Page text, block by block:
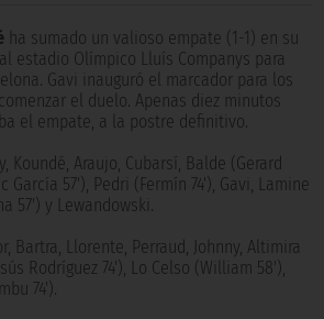
ha sumado un valioso empate (1-1) en su
estadio Olímpico Lluís Companys para
Gavi inauguró el marcador para los
el duelo. Apenas diez minutos
el empate, a la postre definitivo.
Koundé, Araujo, Cubarsí, Balde (Gerard
García 57'), Pedri (Fermín 74'), Gavi, Lamine
57') y Lewandowski.
Bartra, Llorente, Perraud, Johnny, Altimira
Rodríguez 74'), Lo Celso (William 58'),
74').